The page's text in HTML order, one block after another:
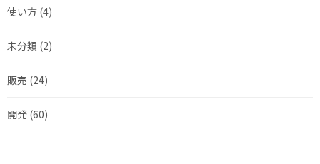
使い方 (4)
未分類 (2)
販売 (24)
開発 (60)